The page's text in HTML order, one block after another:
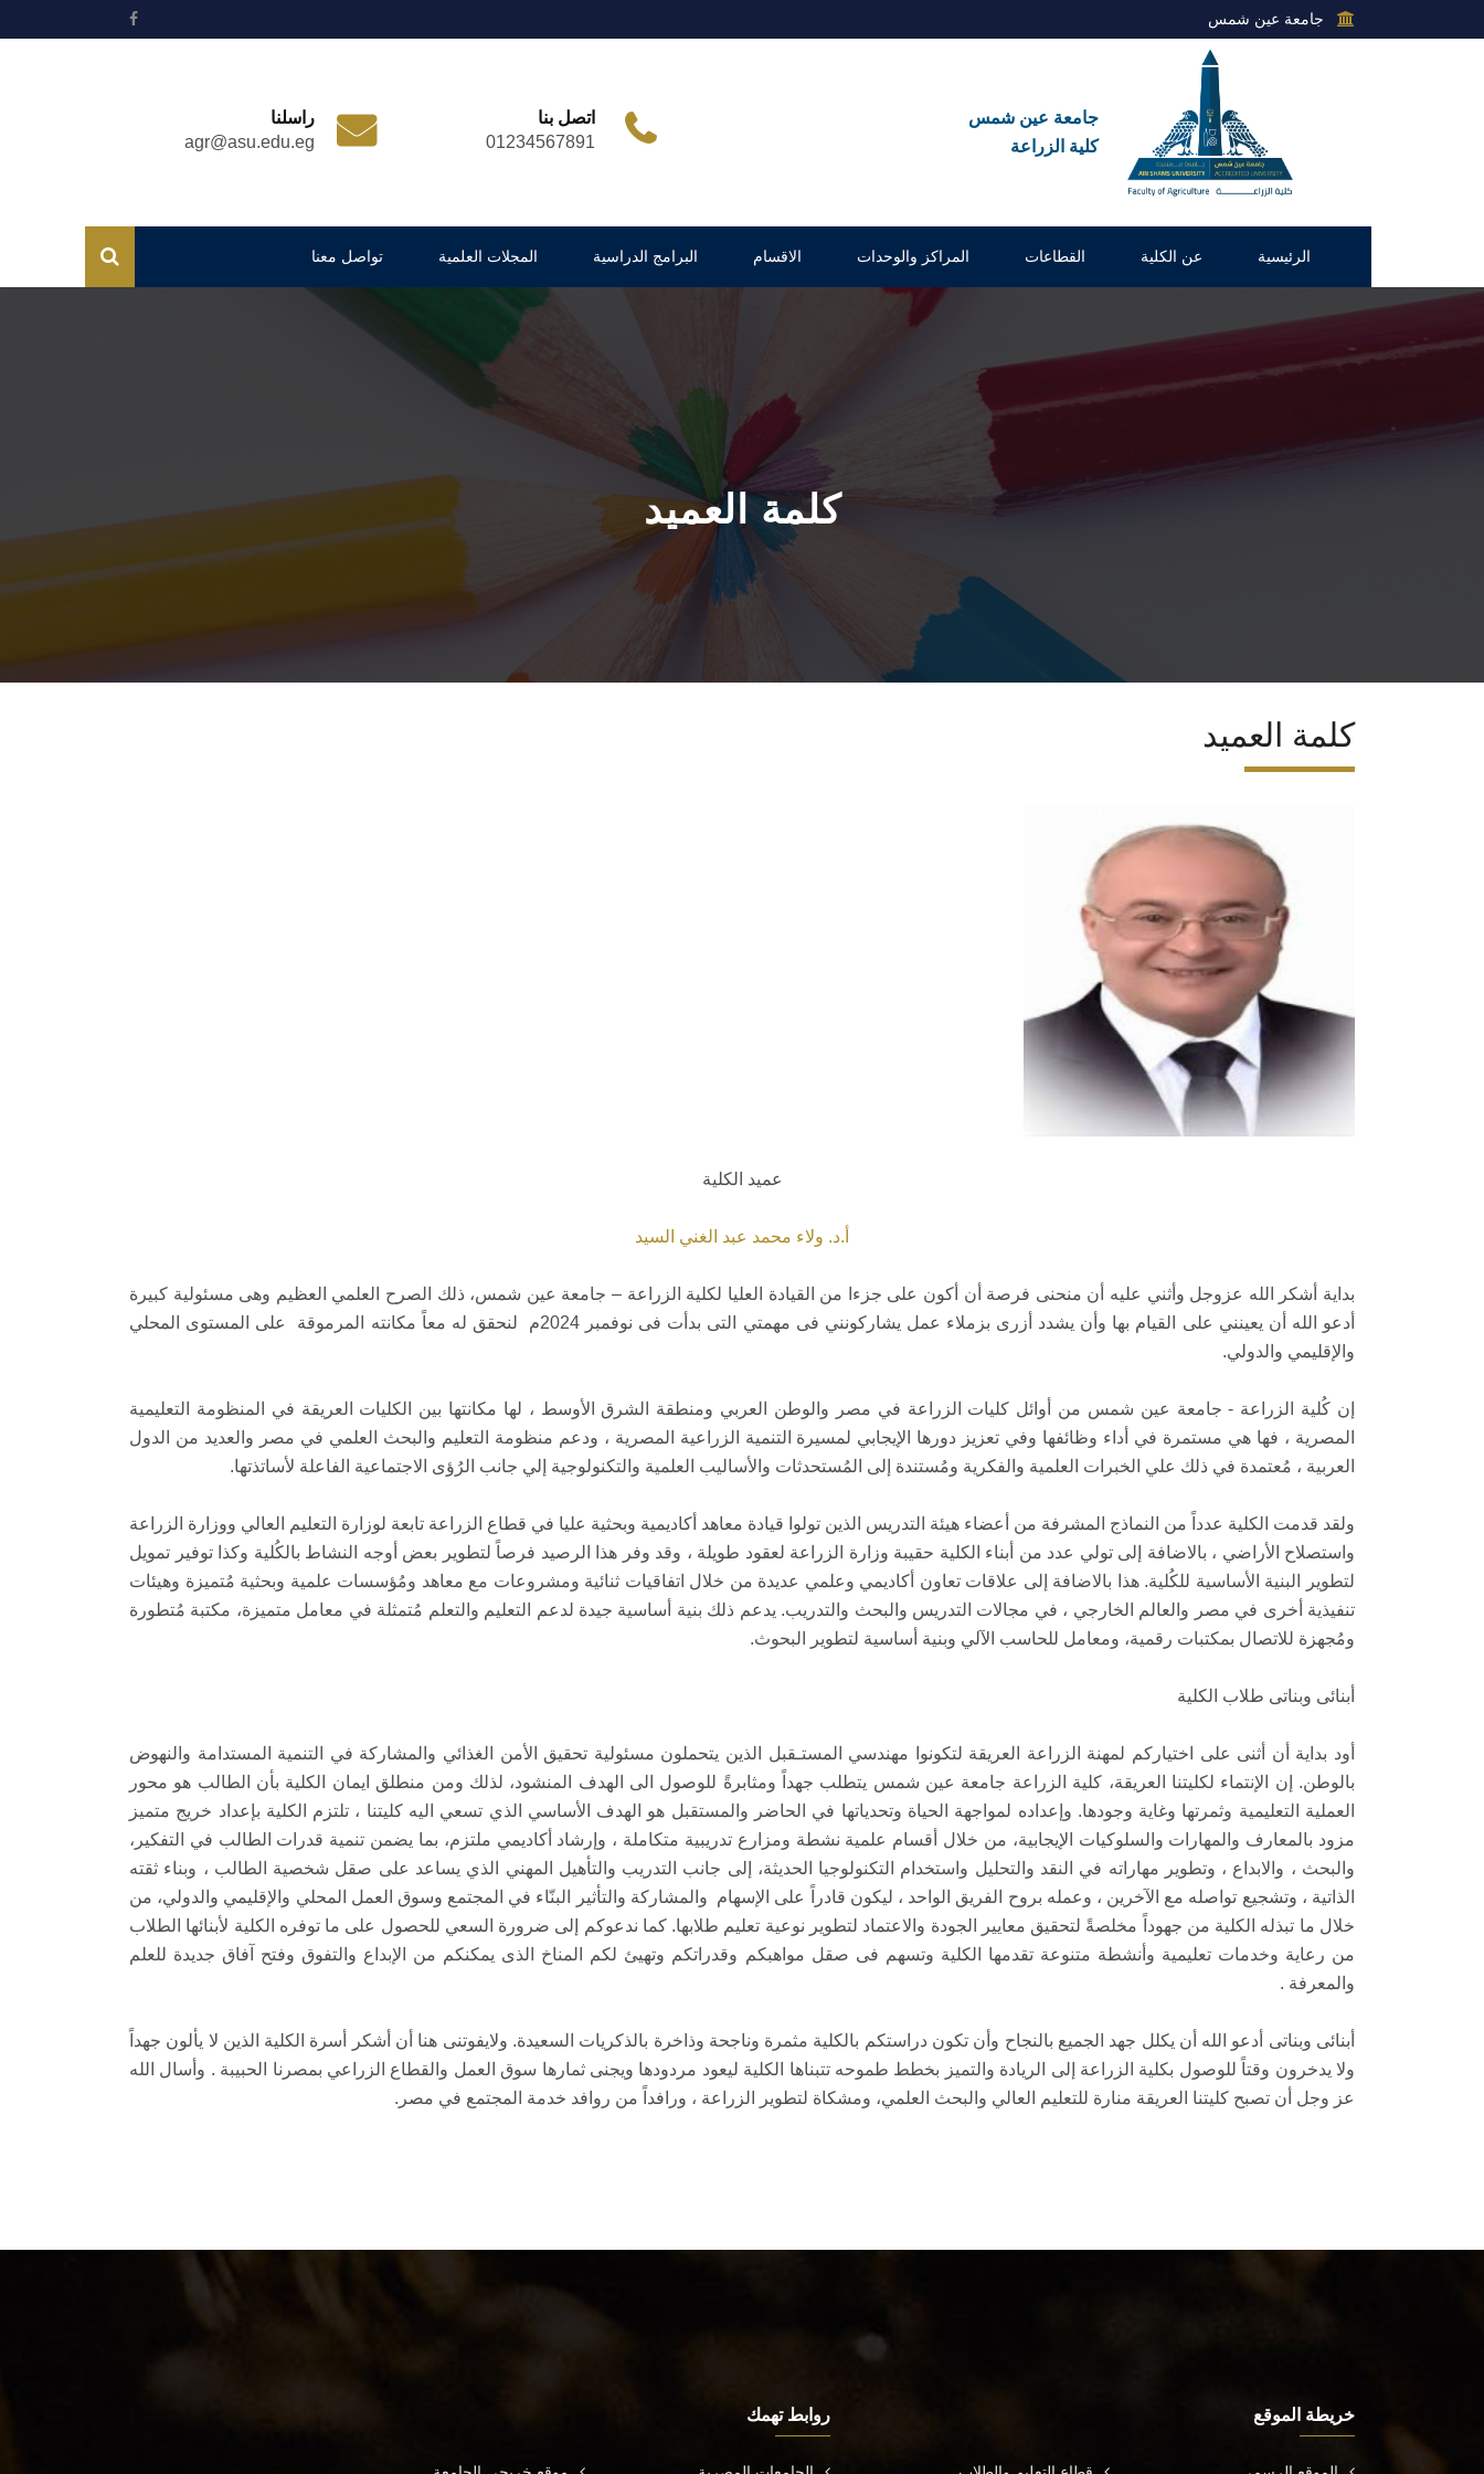
جامعة عين شمس
جامعة عين شمس
كلية الزراعة
اتصل بنا
01234567891
راسلنا
agr@asu.edu.eg
الرئيسية عن الكلية القطاعات المراكز والوحدات الاقسام البرامج الدراسية المجلات العلمية تواصل معنا
كلمة العميد
كلمة العميد
عميد الكلية
أ.د. ولاء محمد عبد الغني السيد
بداية أشكر الله عزوجل وأثني عليه أن منحنى فرصة أن أكون على جزءا من القيادة العليا لكلية الزراعة – جامعة عين شمس، ذلك الصرح العلمي العظيم وهى مسئولية كبيرة
أدعو الله أن يعينني على القيام بها وأن يشدد أزرى بزملاء عمل يشاركونني فى مهمتي التى بدأت فى نوفمبر 2024م لنحقق له معاً مكانته المرموقة على المستوى المحلي
والإقليمي والدولي.
إن كُلية الزراعة - جامعة عين شمس من أوائل كليات الزراعة في مصر والوطن العربي ومنطقة الشرق الأوسط ، لها مكانتها بين الكليات العريقة في المنظومة التعليمية
المصرية ، فها هي مستمرة في أداء وظائفها وفي تعزيز دورها الإيجابي لمسيرة التنمية الزراعية المصرية ، ودعم منظومة التعليم والبحث العلمي في مصر والعديد من الدول
العربية ، مُعتمدة في ذلك علي الخبرات العلمية والفكرية ومُستندة إلى المُستحدثات والأساليب العلمية والتكنولوجية إلي جانب الرُؤى الاجتماعية الفاعلة لأساتذتها.
ولقد قدمت الكلية عدداً من النماذج المشرفة من أعضاء هيئة التدريس الذين تولوا قيادة معاهد أكاديمية وبحثية عليا في قطاع الزراعة تابعة لوزارة التعليم العالي ووزارة الزراعة
واستصلاح الأراضي ، بالاضافة إلى تولي عدد من أبناء الكلية حقيبة وزارة الزراعة لعقود طويلة ، وقد وفر هذا الرصيد فرصاً لتطوير بعض أوجه النشاط بالكُلية وكذا توفير تمويل
لتطوير البنية الأساسية للكُلية. هذا بالاضافة إلى علاقات تعاون أكاديمي وعلمي عديدة من خلال اتفاقيات ثنائية ومشروعات مع معاهد ومُؤسسات علمية وبحثية مُتميزة وهيئات
تنفيذية أخرى في مصر والعالم الخارجي ، في مجالات التدريس والبحث والتدريب. يدعم ذلك بنية أساسية جيدة لدعم التعليم والتعلم مُتمثلة في معامل متميزة، مكتبة مُتطورة
ومُجهزة للاتصال بمكتبات رقمية، ومعامل للحاسب الآلي وبنية أساسية لتطوير البحوث.
أبنائى وبناتى طلاب الكلية
أود بداية أن أثنى على اختياركم لمهنة الزراعة العريقة لتكونوا مهندسي المستـقبل الذين يتحملون مسئولية تحقيق الأمن الغذائي والمشاركة في التنمية المستدامة والنهوض
بالوطن. إن الإنتماء لكليتنا العريقة، كلية الزراعة جامعة عين شمس يتطلب جهداً ومثابرةً للوصول الى الهدف المنشود، لذلك ومن منطلق ايمان الكلية بأن الطالب هو محور
العملية التعليمية وثمرتها وغاية وجودها. وإعداده لمواجهة الحياة وتحدياتها في الحاضر والمستقبل هو الهدف الأساسي الذي تسعي اليه كليتنا ، تلتزم الكلية بإعداد خريج متميز
مزود بالمعارف والمهارات والسلوكيات الإيجابية، من خلال أقسام علمية نشطة ومزارع تدريبية متكاملة ، وإرشاد أكاديمي ملتزم، بما يضمن تنمية قدرات الطالب في التفكير،
والبحث ، والابداع ، وتطوير مهاراته في النقد والتحليل واستخدام التكنولوجيا الحديثة، إلى جانب التدريب والتأهيل المهني الذي يساعد على صقل شخصية الطالب ، وبناء ثقته
الذاتية ، وتشجيع تواصله مع الآخرين ، وعمله بروح الفريق الواحد ، ليكون قادراً على الإسهام والمشاركة والتأثير البنّاء في المجتمع وسوق العمل المحلي والإقليمي والدولي، من
خلال ما تبذله الكلية من جهوداً مخلصةً لتحقيق معايير الجودة والاعتماد لتطوير نوعية تعليم طلابها. كما ندعوكم إلى ضرورة السعي للحصول على ما توفره الكلية لأبنائها الطلاب
من رعاية وخدمات تعليمية وأنشطة متنوعة تقدمها الكلية وتسهم فى صقل مواهبكم وقدراتكم وتهيئ لكم المناخ الذى يمكنكم من الإبداع والتفوق وفتح آفاق جديدة للعلم
والمعرفة .
أبنائى وبناتى أدعو الله أن يكلل جهد الجميع بالنجاح وأن تكون دراستكم بالكلية مثمرة وناجحة وذاخرة بالذكريات السعيدة. ولايفوتنى هنا أن أشكر أسرة الكلية الذين لا يألون جهداً
ولا يدخرون وقتاً للوصول بكلية الزراعة إلى الريادة والتميز بخطط طموحه تتبناها الكلية ليعود مردودها ويجنى ثمارها سوق العمل والقطاع الزراعي بمصرنا الحبيبة . وأسال الله
عز وجل أن تصبح كليتنا العريقة منارة للتعليم العالي والبحث العلمي، ومشكاة لتطوير الزراعة ، ورافداً من روافد خدمة المجتمع في مصر.
خريطة الموقع روابط تهمك